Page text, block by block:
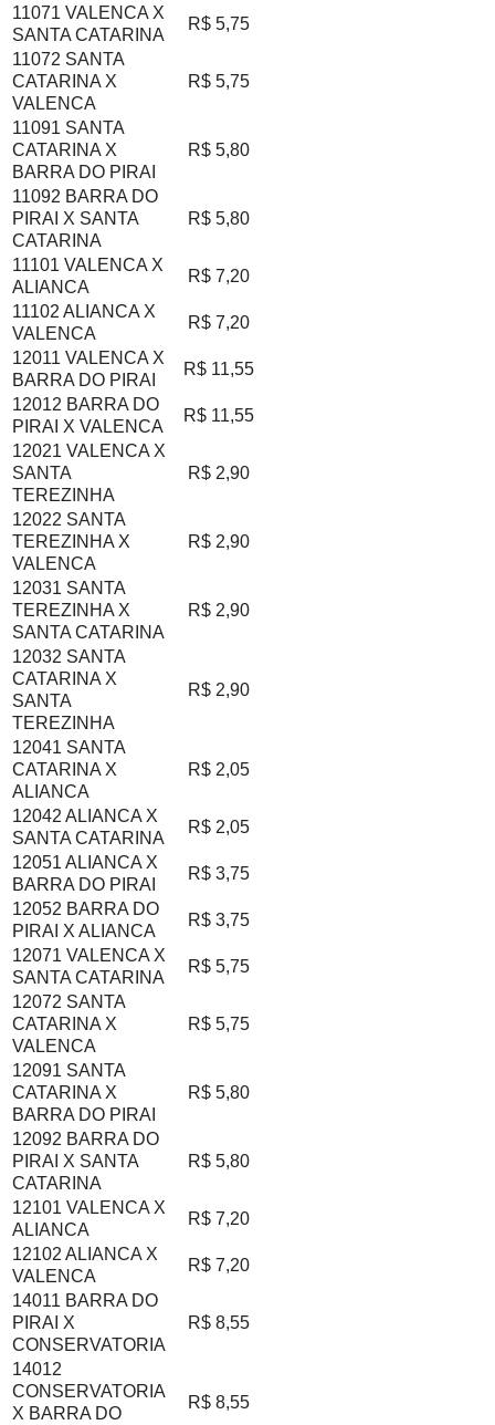
11071 VALENCA X
SANTA CATARINA
R$ 5,75
11072 SANTA
CATARINA X
VALENCA
R$ 5,75
11091 SANTA
CATARINA X
BARRA DO PIRAI
R$ 5,80
11092 BARRA DO
PIRAI X SANTA
CATARINA
R$ 5,80
11101 VALENCA X
ALIANCA
R$ 7,20
11102 ALIANCA X
VALENCA
R$ 7,20
12011 VALENCA X
BARRA DO PIRAI
R$ 11,55
12012 BARRA DO
PIRAI X VALENCA
R$ 11,55
12021 VALENCA X
SANTA
TEREZINHA
R$ 2,90
12022 SANTA
TEREZINHA X
VALENCA
R$ 2,90
12031 SANTA
TEREZINHA X
SANTA CATARINA
R$ 2,90
12032 SANTA
CATARINA X
SANTA
TEREZINHA
R$ 2,90
12041 SANTA
CATARINA X
ALIANCA
R$ 2,05
12042 ALIANCA X
SANTA CATARINA
R$ 2,05
12051 ALIANCA X
BARRA DO PIRAI
R$ 3,75
12052 BARRA DO
PIRAI X ALIANCA
R$ 3,75
12071 VALENCA X
SANTA CATARINA
R$ 5,75
12072 SANTA
CATARINA X
VALENCA
R$ 5,75
12091 SANTA
CATARINA X
BARRA DO PIRAI
R$ 5,80
12092 BARRA DO
PIRAI X SANTA
CATARINA
R$ 5,80
12101 VALENCA X
ALIANCA
R$ 7,20
12102 ALIANCA X
VALENCA
R$ 7,20
14011 BARRA DO
PIRAI X
CONSERVATORIA
R$ 8,55
14012
CONSERVATORIA
X BARRA DO
R$ 8,55